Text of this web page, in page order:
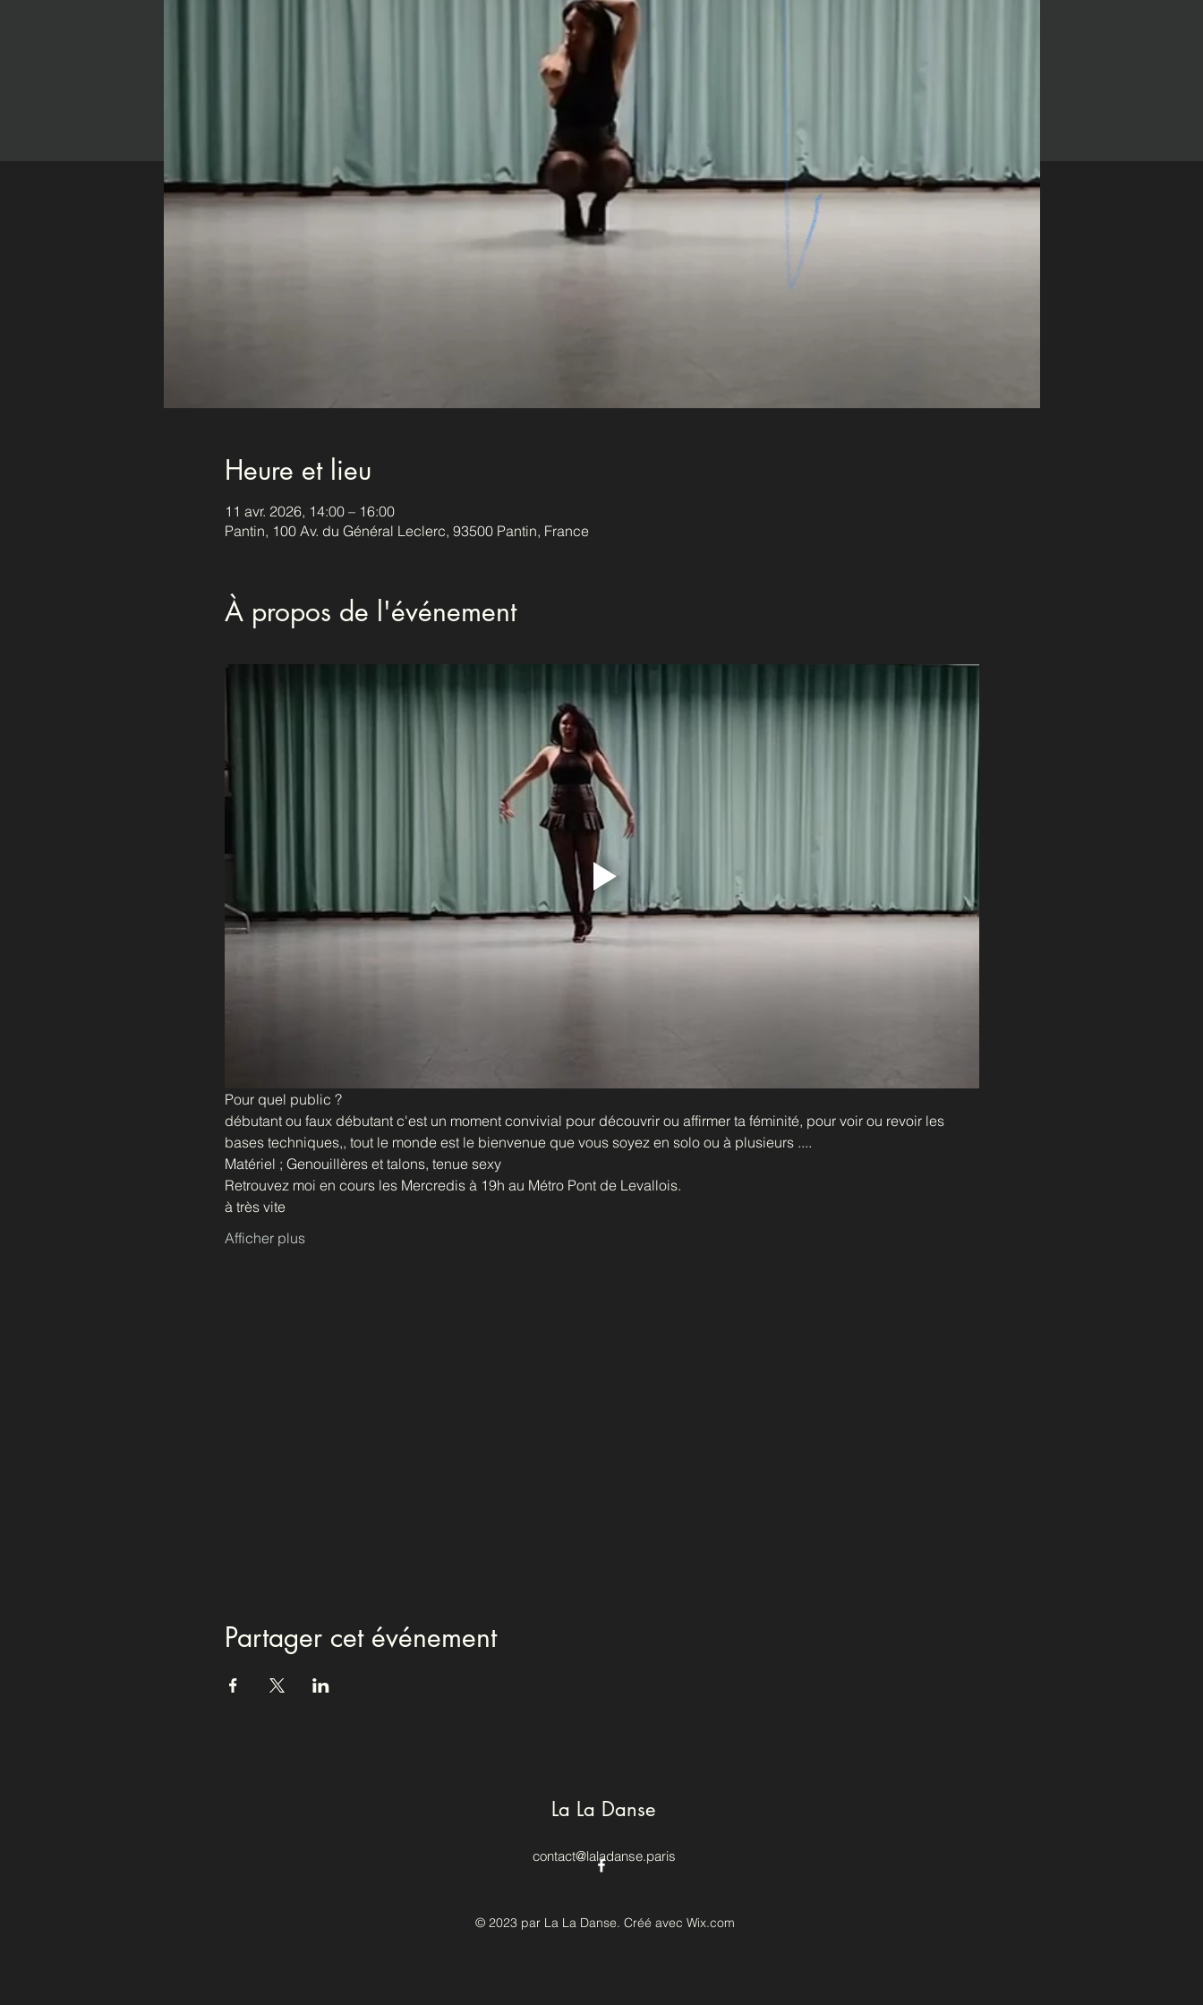
Heure et lieu
11 avr. 2026, 14:00 – 16:00
Pantin, 100 Av. du Général Leclerc, 93500 Pantin, France
À propos de l'événement
Pour quel public ?
débutant ou faux débutant c'est un moment convivial pour découvrir ou affirmer ta féminité, pour voir ou revoir les
bases techniques,, tout le monde est le bienvenue que vous soyez en solo ou à plusieurs ....
Matériel ; Genouillères et talons, tenue sexy
Retrouvez moi en cours les Mercredis à 19h au Métro Pont de Levallois.
à très vite
Afficher plus
Partager cet événement
La La Danse
contact@laladanse.paris
© 2023 par La La Danse. Créé avec Wix.com